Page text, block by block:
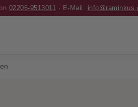
02206-9513011 · E-Mail: